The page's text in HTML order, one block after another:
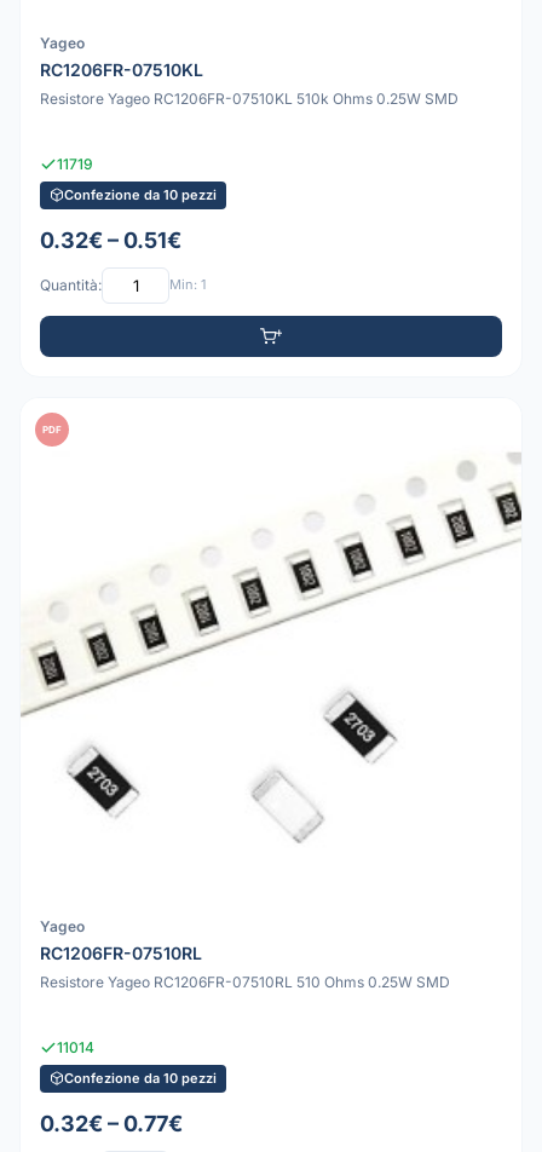
Yageo
RC1206FR-07510KL
Resistore Yageo RC1206FR-07510KL 510k Ohms 0.25W SMD
11719
Confezione da 10 pezzi
0.32€ – 0.51€
Quantità: Min: 1
PDF
Yageo
RC1206FR-07510RL
Resistore Yageo RC1206FR-07510RL 510 Ohms 0.25W SMD
11014
Confezione da 10 pezzi
0.32€ – 0.77€